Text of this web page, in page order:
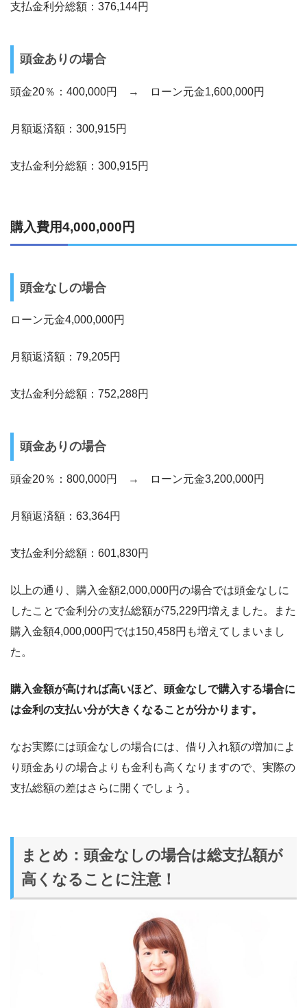
支払金利分総額：376,144円
頭金ありの場合
頭金20％：400,000円 → ローン元金1,600,000円
月額返済額：300,915円
支払金利分総額：300,915円
購入費用4,000,000円
頭金なしの場合
ローン元金4,000,000円
月額返済額：79,205円
支払金利分総額：752,288円
頭金ありの場合
頭金20％：800,000円 → ローン元金3,200,000円
月額返済額：63,364円
支払金利分総額：601,830円
以上の通り、購入金額2,000,000円の場合では頭金なしに
したことで金利分の支払総額が75,229円増えました。また
購入金額4,000,000円では150,458円も増えてしまいまし
た。
購入金額が高ければ高いほど、頭金なしで購入する場合に
は金利の支払い分が大きくなることが分かります。
なお実際には頭金なしの場合には、借り入れ額の増加によ
り頭金ありの場合よりも金利も高くなりますので、実際の
支払総額の差はさらに開くでしょう。
まとめ：頭金なしの場合は総支払額が
高くなることに注意！